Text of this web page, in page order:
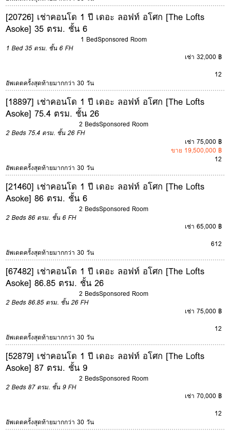
[20726] เช่าคอนโด 1 ปี เดอะ ลอฟท์ อโศก [The Lofts
Asoke] 35 ตรม. ชั้น 6
1 BedSponsored Room
1 Bed 35 ตรม. ชั้น 6 FH
เช่า 32,000 ฿
12
อัพเดตครั้งสุดท้ายมากกว่า 30 วัน
[18897] เช่าคอนโด 1 ปี เดอะ ลอฟท์ อโศก [The Lofts
Asoke] 75.4 ตรม. ชั้น 26
2 BedsSponsored Room
2 Beds 75.4 ตรม. ชั้น 26 FH
เช่า 75,000 ฿
ขาย 19,500,000 ฿
12
อัพเดตครั้งสุดท้ายมากกว่า 30 วัน
[21460] เช่าคอนโด 1 ปี เดอะ ลอฟท์ อโศก [The Lofts
Asoke] 86 ตรม. ชั้น 6
2 BedsSponsored Room
2 Beds 86 ตรม. ชั้น 6 FH
เช่า 65,000 ฿
612
อัพเดตครั้งสุดท้ายมากกว่า 30 วัน
[67482] เช่าคอนโด 1 ปี เดอะ ลอฟท์ อโศก [The Lofts
Asoke] 86.85 ตรม. ชั้น 26
2 BedsSponsored Room
2 Beds 86.85 ตรม. ชั้น 26 FH
เช่า 75,000 ฿
12
อัพเดตครั้งสุดท้ายมากกว่า 30 วัน
[52879] เช่าคอนโด 1 ปี เดอะ ลอฟท์ อโศก [The Lofts
Asoke] 87 ตรม. ชั้น 9
2 BedsSponsored Room
2 Beds 87 ตรม. ชั้น 9 FH
เช่า 70,000 ฿
12
อัพเดตครั้งสุดท้ายมากกว่า 30 วัน